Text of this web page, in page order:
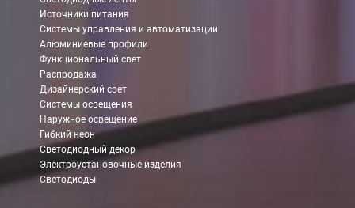
Источники питания
Системы управления и автоматизации
Алюминиевые профили
Функциональный свет
Распродажа
Дизайнерский свет
Системы освещения
Наружное освещение
Гибкий неон
Светодиодный декор
Электроустановочные изделия
Светодиоды